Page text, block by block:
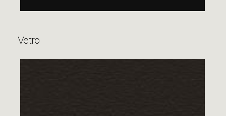
Vetro